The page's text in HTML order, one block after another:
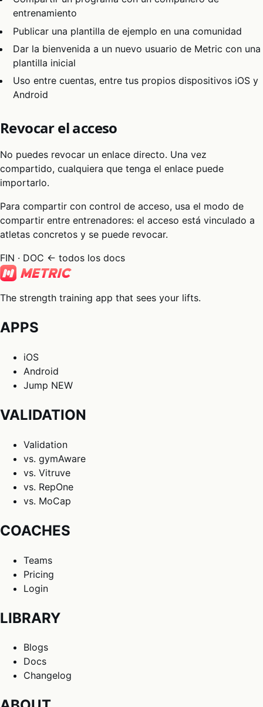
entrenamiento
Publicar una plantilla de ejemplo en una comunidad
Dar la bienvenida a un nuevo usuario de Metric con una
plantilla inicial
Uso entre cuentas, entre tus propios dispositivos iOS y
Android
Revocar el acceso
No puedes revocar un enlace directo. Una vez
compartido, cualquiera que tenga el enlace puede
importarlo.
Para compartir con control de acceso, usa el modo de
compartir entre entrenadores: el acceso está vinculado a
atletas concretos y se puede revocar.
FIN · DOC ← todos los docs
The strength training app that sees your lifts.
APPS
iOS
Android
Jump NEW
VALIDATION
Validation
vs. gymAware
vs. Vitruve
vs. RepOne
vs. MoCap
COACHES
Teams
Pricing
Login
LIBRARY
Blogs
Docs
Changelog